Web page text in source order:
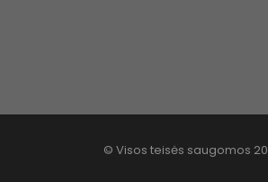
© Visos teisės saugomos